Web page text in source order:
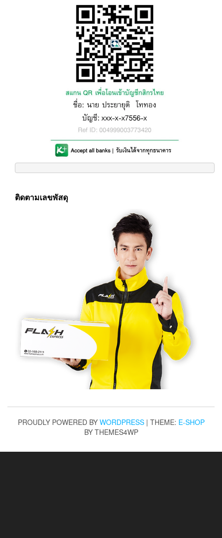
ติดตามเลขพัสดุ
PROUDLY POWERED BY WORDPRESS | THEME: E-SHOP
BY THEMES4WP